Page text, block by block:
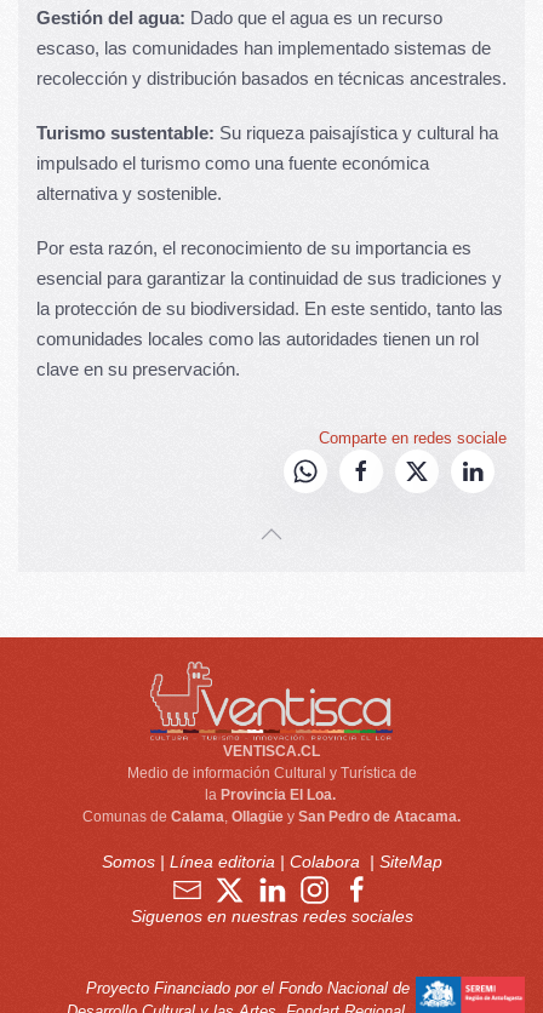
Gestión del agua: Dado que el agua es un recurso
escaso, las comunidades han implementado sistemas de
recolección y distribución basados en técnicas ancestrales.
Turismo sustentable: Su riqueza paisajística y cultural ha
impulsado el turismo como una fuente económica
alternativa y sostenible.
Por esta razón, el reconocimiento de su importancia es
esencial para garantizar la continuidad de sus tradiciones y
la protección de su biodiversidad. En este sentido, tanto las
comunidades locales como las autoridades tienen un rol
clave en su preservación.
Comparte en redes sociale
VENTISCA.CL
Medio de información Cultural y Turística de
la Provincia El Loa.
Comunas de Calama, Ollagüe y San Pedro de Atacama.
Somos| Línea editoria | Colabora | SiteMap
Siguenos en nuestras redes sociales
Proyecto Financiado por el Fondo Nacional de